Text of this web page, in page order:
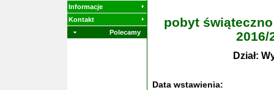
Informacje
Kontakt
Polecamy
pobyt
2016/
Dział:
Data wstawienia: